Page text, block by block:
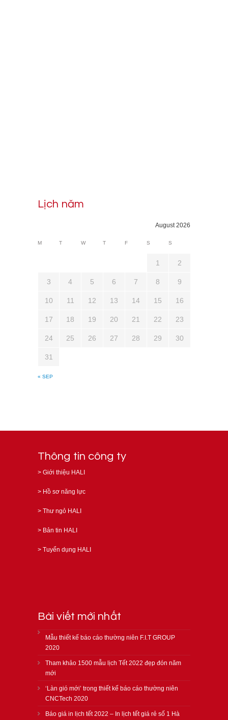
Lịch năm
August 2026
M T W T F S S
« SEP
1 2
3 4 5 6 7 8 9
10 11 12 13 14 15 16
17 18 19 20 21 22 23
24 25 26 27 28 29 30
31
Thông tin công ty
> Giới thiệu HALI
> Hồ sơ năng lực
> Thư ngỏ HALI
> Bản tin HALI
> Tuyển dụng HALI
Bài viết mới nhất
Mẫu thiết kế báo cáo thường niên F.I.T GROUP
2020
Tham khảo 1500 mẫu lịch Tết 2022 đẹp đón năm
mới
‘Làn gió mới’ trong thiết kế báo cáo thường niên
CNCTech 2020
Báo giá in lịch tết 2022 – In lịch tết giá rẻ số 1 Hà